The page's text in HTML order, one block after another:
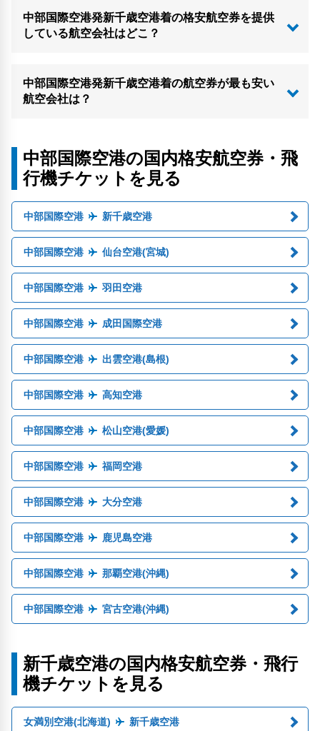
中部国際空港発新千歳空港着の格安航空券を提供
している航空会社はどこ？
中部国際空港発新千歳空港着の航空券が最も安い
航空会社は？
中部国際空港の国内格安航空券・飛
行機チケットを見る
中部国際空港 新千歳空港
中部国際空港 仙台空港(宮城)
中部国際空港 羽田空港
中部国際空港 成田国際空港
中部国際空港 出雲空港(島根)
中部国際空港 高知空港
中部国際空港 松山空港(愛媛)
中部国際空港 福岡空港
中部国際空港 大分空港
中部国際空港 鹿児島空港
中部国際空港 那覇空港(沖縄)
中部国際空港 宮古空港(沖縄)
新千歳空港の国内格安航空券・飛行
機チケットを見る
女満別空港(北海道) 新千歳空港